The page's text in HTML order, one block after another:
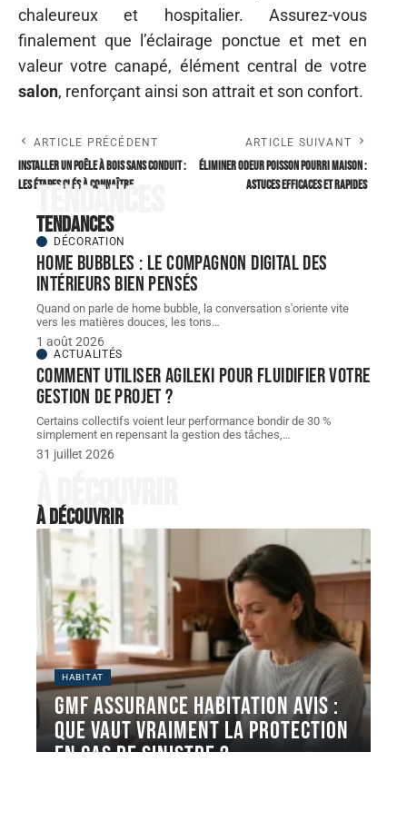
chaleureux et hospitalier. Assurez-vous
finalement que l’éclairage ponctue et met en
valeur votre canapé, élément central de votre
salon, renforçant ainsi son attrait et son confort.
ARTICLE PRÉCÉDENT
Installer un poêle à bois sans conduit :
les étapes clés à connaître
ARTICLE SUIVANT
Éliminer odeur poisson pourri maison :
astuces efficaces et rapides
Tendances
Tendances
DÉCORATION
Home bubbles : le compagnon digital des
intérieurs bien pensés
Quand on parle de home bubble, la conversation s'oriente vite
vers les matières douces, les tons…
1 août 2026
ACTUALITÉS
Comment utiliser Agileki pour fluidifier votre
gestion de projet ?
Certains collectifs voient leur performance bondir de 30 %
simplement en repensant la gestion des tâches, …
31 juillet 2026
À découvrir
À découvrir
HABITAT
GMF assurance habitation avis :
que vaut vraiment la protection
en cas de sinistre ?